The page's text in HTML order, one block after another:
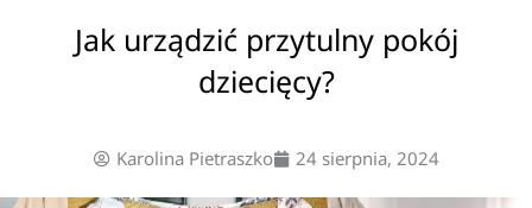
Jak urządzić przytulny pokój
dziecięcy?
Karolina Pietraszko 24 sierpnia, 2024